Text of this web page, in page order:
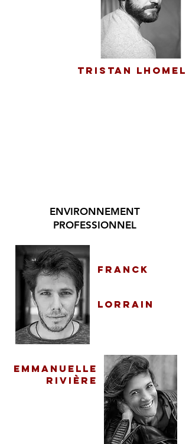
Tristan Lhomel
ENVIRONNEMENT
PROFESSIONNEL
franck
lorrain
Emmanuelle
rivière